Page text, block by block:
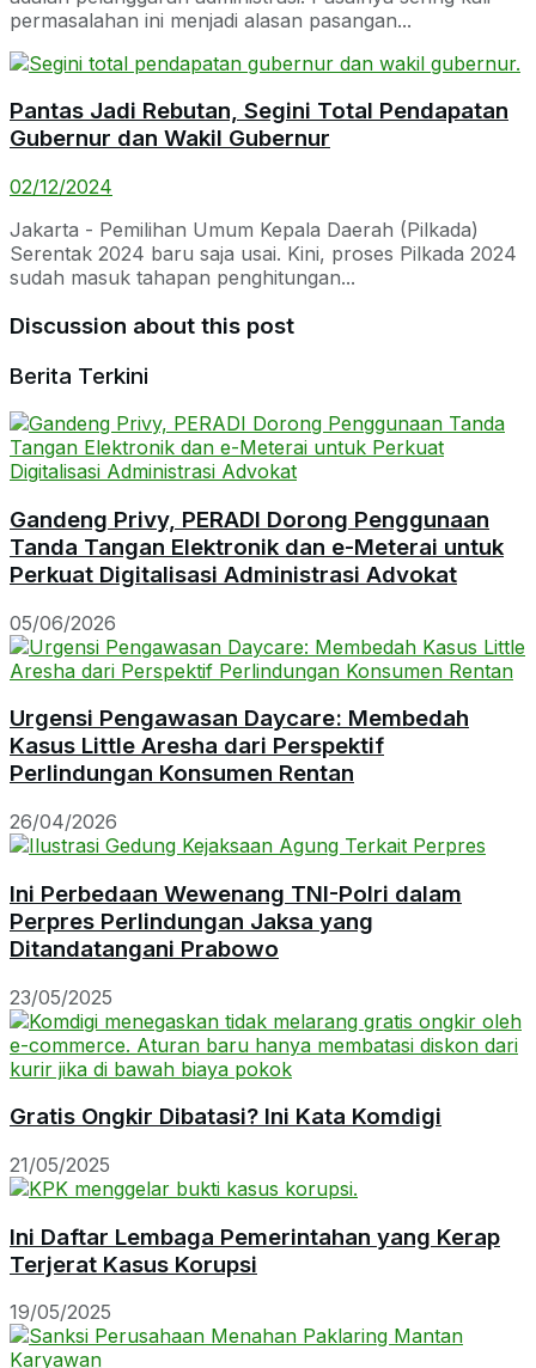
permasalahan ini menjadi alasan pasangan...
Pantas Jadi Rebutan, Segini Total Pendapatan
Gubernur dan Wakil Gubernur
02/12/2024
Jakarta - Pemilihan Umum Kepala Daerah (Pilkada)
Serentak 2024 baru saja usai. Kini, proses Pilkada 2024
sudah masuk tahapan penghitungan...
Discussion about this post
Berita Terkini
Gandeng Privy, PERADI Dorong Penggunaan
Tanda Tangan Elektronik dan e-Meterai untuk
Perkuat Digitalisasi Administrasi Advokat
05/06/2026
Urgensi Pengawasan Daycare: Membedah
Kasus Little Aresha dari Perspektif
Perlindungan Konsumen Rentan
26/04/2026
Ini Perbedaan Wewenang TNI-Polri dalam
Perpres Perlindungan Jaksa yang
Ditandatangani Prabowo
23/05/2025
Gratis Ongkir Dibatasi? Ini Kata Komdigi
21/05/2025
Ini Daftar Lembaga Pemerintahan yang Kerap
Terjerat Kasus Korupsi
19/05/2025